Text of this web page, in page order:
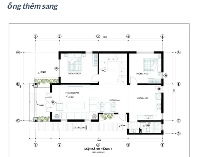
ống thêm sang